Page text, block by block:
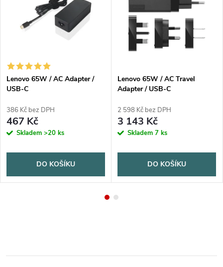
Lenovo 65W / AC Adapter /
USB-C
386 Kč bez DPH
467 Kč
Skladem >20 ks
DO KOŠÍKU
Lenovo 65W / AC Travel
Adapter / USB-C
2 598 Kč bez DPH
3 143 Kč
Skladem 7 ks
DO KOŠÍKU